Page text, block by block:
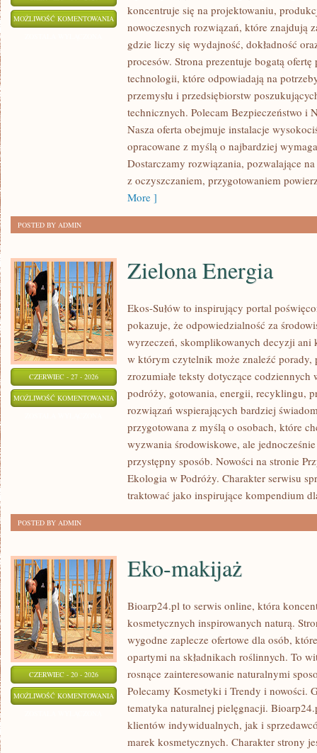
MOŻLIWOŚĆ KOMENTOWANIA
ZRÓWNOWAŻONY
koncentruje się na projektowaniu,
nowoczesnych rozwiązań, które znajdują
gdzie liczy się wydajność, dokładność
procesów. Strona prezentuje bogatą ofertę
technologii, które odpowiadają na
przemysłu i przedsiębiorstw
technicznych. Polecam Bezpieczeństwo i
Nasza oferta obejmuje instalacje
opracowane z myślą o najbardziej
Dostarczamy rozwiązania, pozwalające
z oczyszczaniem, przygotowaniem
More ]
POSTED BY ADMIN
CZERWIEC - 27 - 2026
MOŻLIWOŚĆ KOMENTOWANIA ZIELONA
ENERGIA
Zielona Energia
Ekos-Sułów to inspirujący portal
pokazuje, że odpowiedzialność za
wyrzeczeń, skomplikowanych decyzji ani
w którym czytelnik może znaleźć porady,
zrozumiałe teksty dotyczące
podróży, gotowania, energii, recyklingu,
rozwiązań wspierających bardziej
przygotowana z myślą o osobach, które
wyzwania środowiskowe, ale
przystępny sposób. Nowości na stronie
Ekologia w Podróży. Charakter serwisu
traktować jako inspirujące kompendium
POSTED BY ADMIN
CZERWIEC - 20 - 2026
MOŻLIWOŚĆ KOMENTOWANIA EKO-
MAKIJAŻ
Eko-makijaż
Bioarp24.pl to serwis online, która
kosmetycznych inspirowanych naturą.
wygodne zaplecze ofertowe dla osób,
opartymi na składnikach roślinnych. To
rosnące zainteresowanie naturalnymi
Polecamy Kosmetyki i Trendy i nowości.
tematyka naturalnej pielęgnacji.
klientów indywidualnych, jak i
marek kosmetycznych. Charakter strony